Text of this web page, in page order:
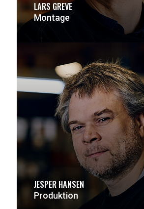
LARS GREVE
Montage
JESPER HANSEN
Produktion